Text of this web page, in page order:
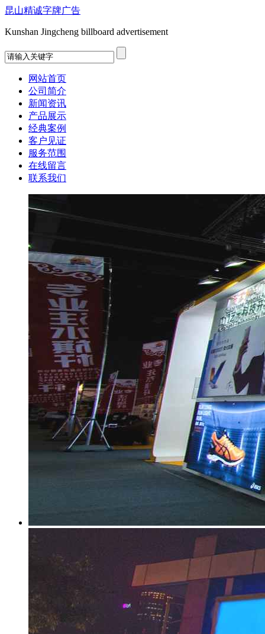
昆山精诚字牌广告
Kunshan Jingcheng billboard advertisement
网站首页
公司简介
新闻资讯
产品展示
经典案例
客户见证
服务范围
在线留言
联系我们